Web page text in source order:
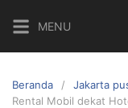
ke
konten
MENU
Beranda
Jakarta
Rental Mobil dekat